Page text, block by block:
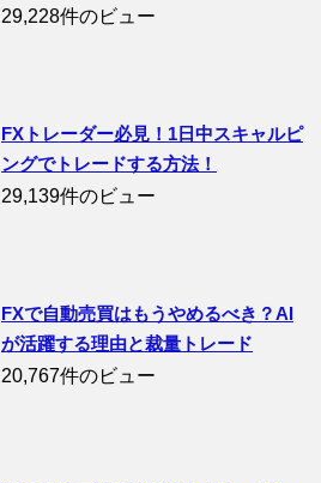
29,228件のビュー
FXトレーダー必見！1日中スキャルピ
ングでトレードする方法！
29,139件のビュー
FXで自動売買はもうやめるべき？AI
が活躍する理由と裁量トレード
20,767件のビュー